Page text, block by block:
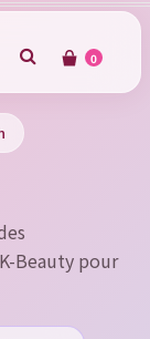
0
Beauty pour
your wish